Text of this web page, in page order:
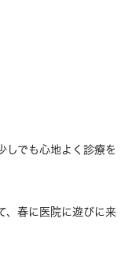
しでも心地よく診療を
、春に医院に遊びに来